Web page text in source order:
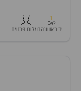
1
יד ראשונהבעלות פרטית